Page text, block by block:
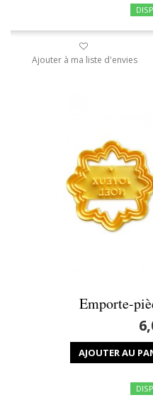
Ajouter à ma liste d'envies
Emporte-
AJOUTER AU